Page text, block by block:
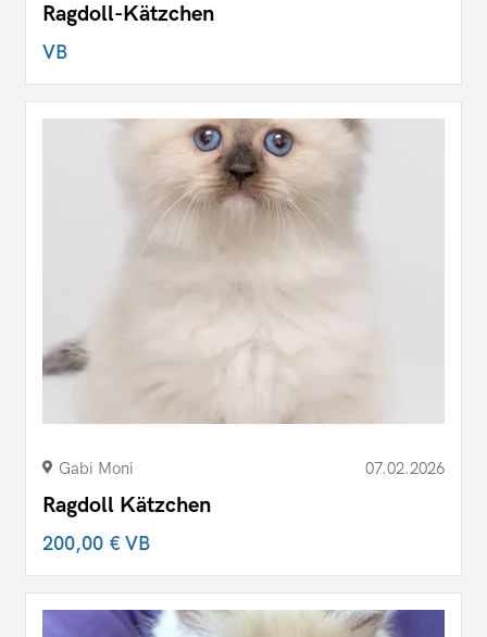
Ragdoll-Kätzchen
VB
Gabi Moni 07.02.2026
Ragdoll Kätzchen
200,00 €VB